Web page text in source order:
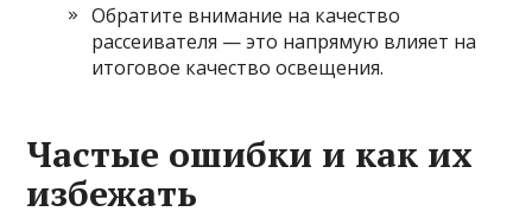
Обратите внимание на качество
рассеивателя — это напрямую влияет на
итоговое качество освещения.
Частые ошибки и как их
избежать